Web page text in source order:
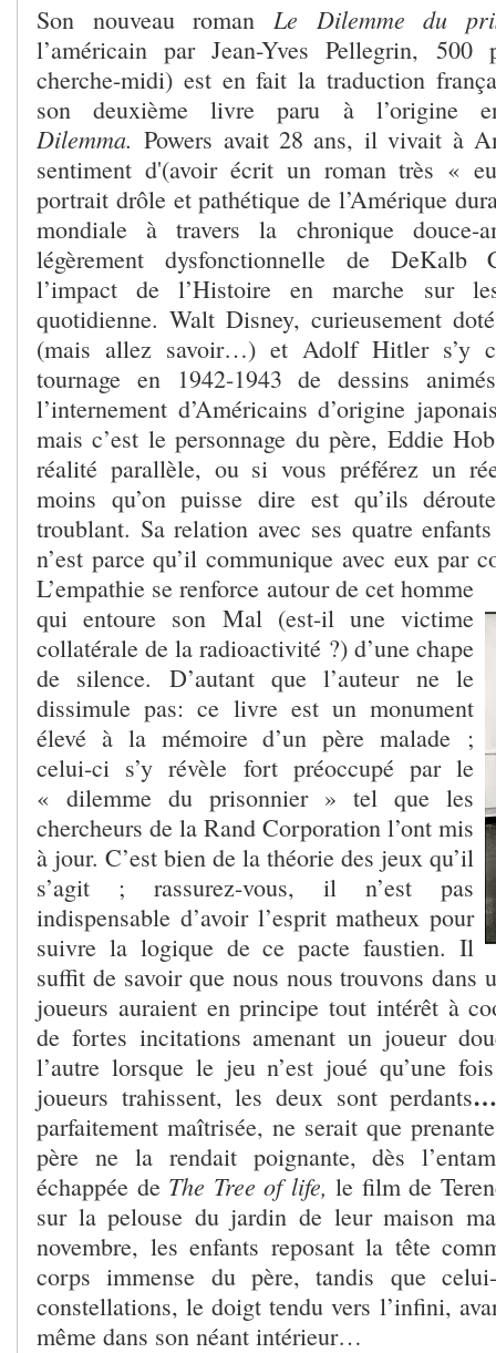
Son nouveau roman Le Dilemme du
l’américain par Jean-Yves Pellegrin, 500
cherche-midi) est en fait la traduction
son deuxième livre paru à l’origine
Dilemma. Powers avait 28 ans, il vivait à
sentiment d'(avoir écrit un roman très «
portrait drôle et pathétique de l’Amérique
mondiale à travers la chronique douce-
légèrement dysfonctionnelle de
l’impact de l’Histoire en marche sur
quotidienne. Walt Disney, curieusement
(mais allez savoir…) et Adolf Hitler s’y
tournage en 1942-1943 de dessins
l’internement d’Américains d’origine
mais c’est le personnage du père, Eddie
réalité parallèle, ou si vous préférez un
moins qu’on puisse dire est qu’ils
troublant. Sa relation avec ses quatre
n’est parce qu’il communique avec eux par
L’empathie se renforce autour de cet homme
qui entoure son Mal (est-il une victime
collatérale de la radioactivité ?) d’une chape
de silence. D’autant que l’auteur ne le
dissimule pas: ce livre est un monument
élevé à la mémoire d’un père malade ;
celui-ci s’y révèle fort préoccupé par le
« dilemme du prisonnier » tel que les
chercheurs de la Rand Corporation l’ont mis
à jour. C’est bien de la théorie des jeux qu’il
s’agit ; rassurez-vous, il n’est pas
indispensable d’avoir l’esprit matheux pour
suivre la logique de ce pacte faustien. Il
suffit de savoir que nous nous trouvons dans
joueurs auraient en principe tout intérêt à
de fortes incitations amenant un joueur
l’autre lorsque le jeu n’est joué qu’une
joueurs trahissent, les deux sont perdants
parfaitement maîtrisée, ne serait que
père ne la rendait poignante, dès
échappée deThe Tree of life, le film de
sur la pelouse du jardin de leur maison
novembre, les enfants reposant la tête
corps immense du père, tandis que
constellations, le doigt tendu vers l’infini,
même dans son néant intérieur…